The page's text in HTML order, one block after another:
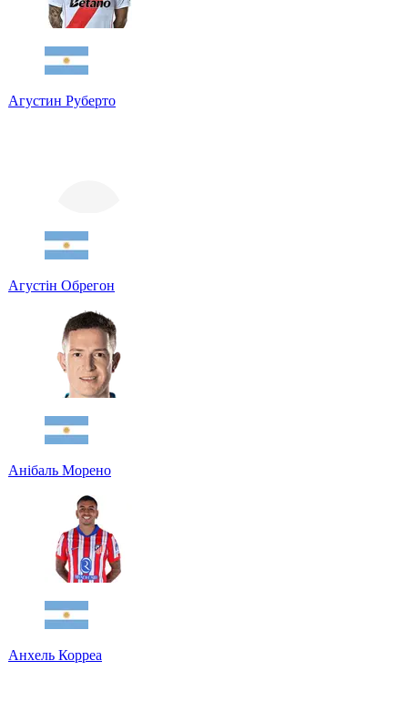
Агустин Руберто
Агустін Обрегон
Анібаль Морено
Анхель Корреа